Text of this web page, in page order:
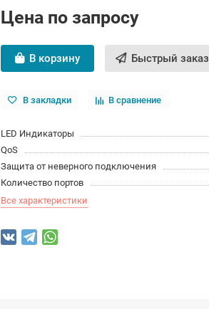
Цена по запросу
В корзину Быстрый заказ
В закладки В сравнение
LED Индикаторы
QoS
Защита от неверного подключения
Количество портов
Все характеристики